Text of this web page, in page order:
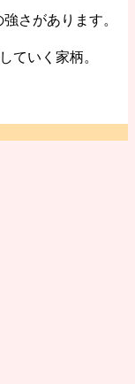
さがあります。
ていく家柄。